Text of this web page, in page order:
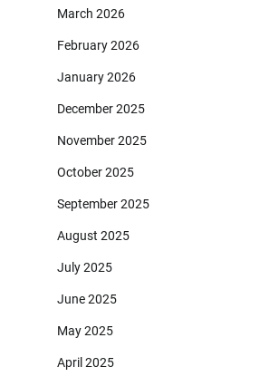
March 2026
February 2026
January 2026
December 2025
November 2025
October 2025
September 2025
August 2025
July 2025
June 2025
May 2025
April 2025